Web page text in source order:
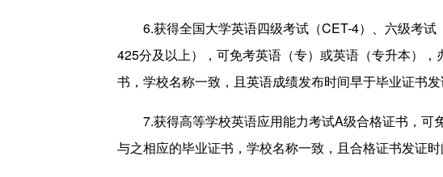
6.获得全国大学英语四级考试（CET-4）、六级考
425分及以上），可免考英语（专）或英语（专升本）
书，学校名称一致，且英语成绩发布时间早于毕业证书发
7.获得高等学校英语应用能力考试A级合格证书，可
与之相应的毕业证书，学校名称一致，且合格证书发证时